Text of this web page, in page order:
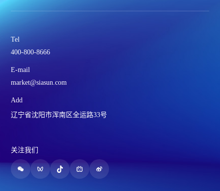
Tel
400-800-8666
E-mail
market@siasun.com
Add
辽宁省沈阳市浑南区全运路33号
关注我们